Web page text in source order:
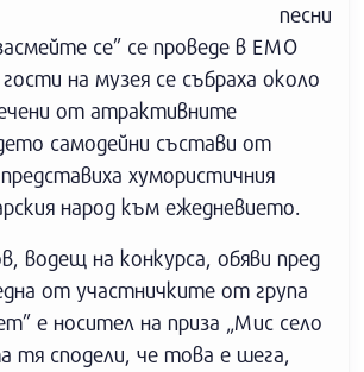
песни
се” се проведе в ЕМО
на музея се събраха около
от атрактивните
самодейни състави от
хумористичния
народ към ежедневието.
водещ на конкурса, обяви пред
от участничките от група
е носител на приза „Мис село
тя сподели, че това е шега,